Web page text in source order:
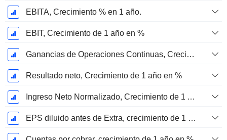
EBITA, Crecimiento % en 1 año.
EBIT, Crecimiento de 1 año en %
Ganancias de Operaciones Continuas, Crecimiento de 1 Año en %
Resultado neto, Crecimiento de 1 año en %
Ingreso Neto Normalizado, Crecimiento de 1 Año en %
EPS diluido antes de Extra, crecimiento de 1 año %